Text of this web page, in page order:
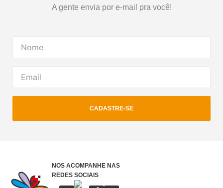
A gente envia por e-mail pra você!
CADASTRE-SE
NOS ACOMPANHE NAS
REDES SOCIAIS